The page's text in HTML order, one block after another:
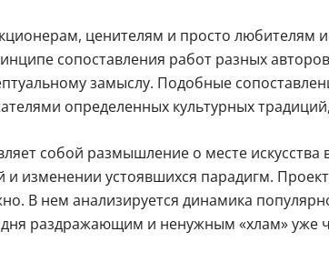
ценителям и просто любителям
сопоставления работ разных
замыслу. Подобные
определенных культурных
собой размышление о месте искусства
изменении устоявшихся парадигм.
В нем анализируется динамика
раздражающим и ненужным «хлам» уже